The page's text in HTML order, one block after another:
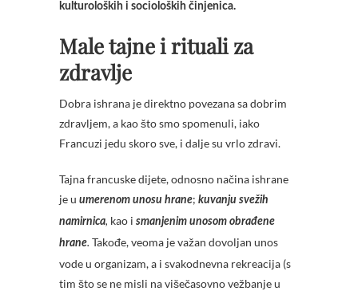
kulturoloških i socioloških činjenica.
Male tajne i rituali za
zdravlje
Dobra ishrana je direktno povezana sa dobrim
zdravljem, a kao što smo spomenuli, iako
Francuzi jedu skoro sve, i dalje su vrlo zdravi.
Tajna francuske dijete, odnosno načina ishrane
je u umerenom unosu hrane; kuvanju svežih
namirnica, kao i smanjenim unosom obrađene
hrane. Takođe, veoma je važan dovoljan unos
vode u organizam, a i svakodnevna rekreacija (s
tim što se ne misli na višečasovno vežbanje u